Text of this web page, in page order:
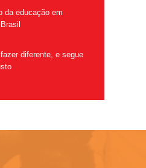
da educação em
diferente, e segue